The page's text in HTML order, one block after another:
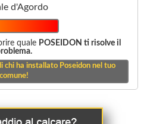
d'Agordo
quale POSEIDON ti risolve il
chi ha installato Poseidon nel tuo
comune!